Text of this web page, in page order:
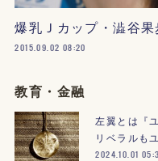
爆乳Ｊカップ・澁谷
2015.09.02 08:20
教育・金融
左翼とは『
リベラルも
2024.10.01